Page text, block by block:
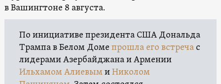
в Вашингтоне 8 августа.
По инициативе президента США Дональда
Трампа в Белом Доме прошла его встреча с
лидерами Азербайджана и Армении
Ильхамом АлиевымиНиколом